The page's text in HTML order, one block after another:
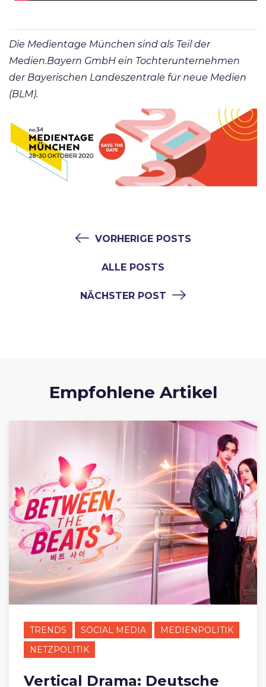
Die Medientage München sind als Teil der
Medien.Bayern GmbH ein Tochterunternehmen
der Bayerischen Landeszentrale für neue Medien
(BLM).
VORHERIGE POSTS
ALLE POSTS
NÄCHSTER POST
Empfohlene Artikel
TRENDS SOCIAL MEDIA
MEDIENPOLITIK
NETZPOLITIK
Vertical Drama: Deutsche